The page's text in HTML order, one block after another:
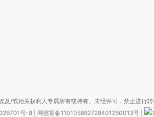
及/或相关权利人专属所有或持有。未经许可，禁止进行
号-8 网信算备110105862729401250013号